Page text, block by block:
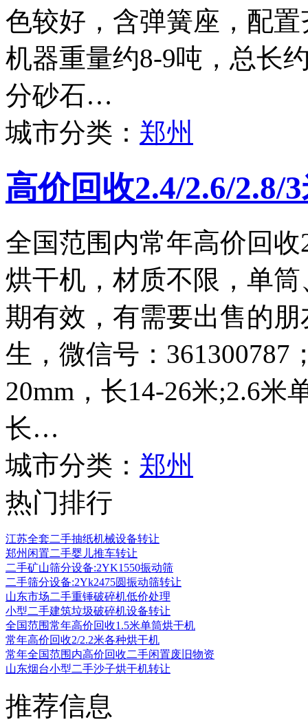
色较好，含弹簧座，配
机器重量约8-9吨，总长
分砂石…
城市分类： 郑州
高价回收2.4/2.6/2.8/
全国范围内常年高价回收
烘干机，材质不限，单
期有效，有需要出售的朋
生，微信号：361300787
20mm，长14-26米;2.6米
长…
城市分类： 郑州
热门排行
江苏全套二手抽纸机械设备转让
郑州闲置二手婴儿推车转让
二手矿山筛分设备:2YK1550振动筛
二手筛分设备:2Yk2475圆振动筛转让
山东市场二手重锤破碎机低价处理
小型二手建筑垃圾破碎机设备转让
全国范围常年高价回收1.5米单筒烘干机
常年高价回收2/2.2米各种烘干机
常年全国范围内高价回收二手闲置废旧物资
山东烟台小型二手沙子烘干机转让
推荐信息